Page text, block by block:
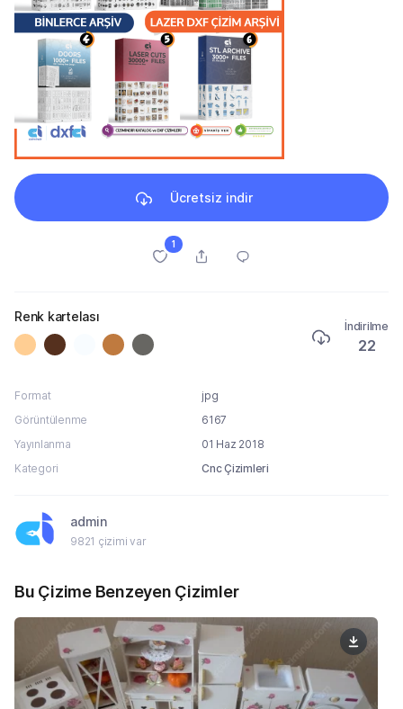
Ücretsiz indir
1
Renk kartelası
İndirilme
22
Format
jpg
Görüntülenme
6167
Yayınlanma
01 Haz 2018
Kategori
Cnc Çizimleri
admin
9821 çizimi var
Bu Çizime Benzeyen Çizimler